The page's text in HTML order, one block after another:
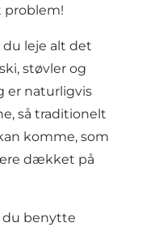
problem!
du leje alt det
støvler og
er naturligvis
så traditionelt
komme, som
dækket på
du benytte